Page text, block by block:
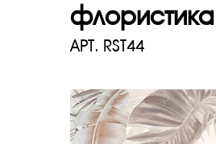
флористика
АРТ. RST44